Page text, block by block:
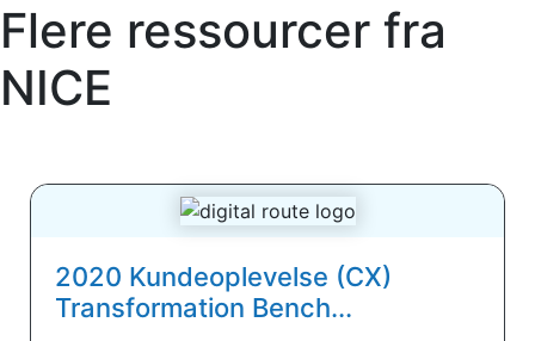
Flere ressourcer fra
NICE
2020 Kundeoplevelse (CX)
Transformation Bench...